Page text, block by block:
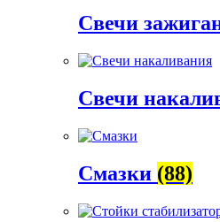
Свечи
Свечи
Смазки (88)